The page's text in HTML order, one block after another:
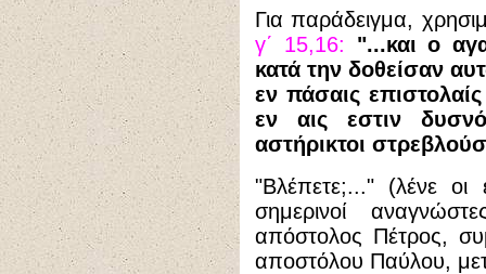
Για παράδειγμα,
γ΄ 15,16:
"...και ο
κατά την δοθείσαν
εν πάσαις
εν αις εστιν
αστήρικτοι
"Βλέπετε;..." (λένε οι
σημερινοί
απόστολος Πέτρος,
αποστόλου Παύλου,